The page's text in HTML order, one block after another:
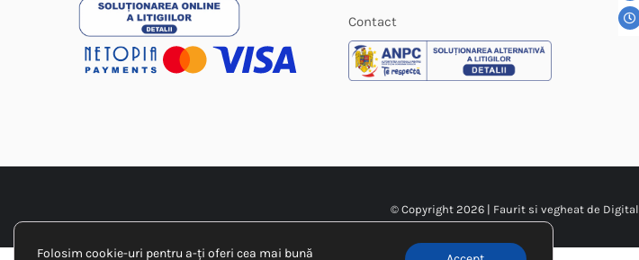
Contact
© Copyright 2026 | Faurit si vegheat de Digital
Folosim cookie-uri pentru a-ți oferi cea mai bună